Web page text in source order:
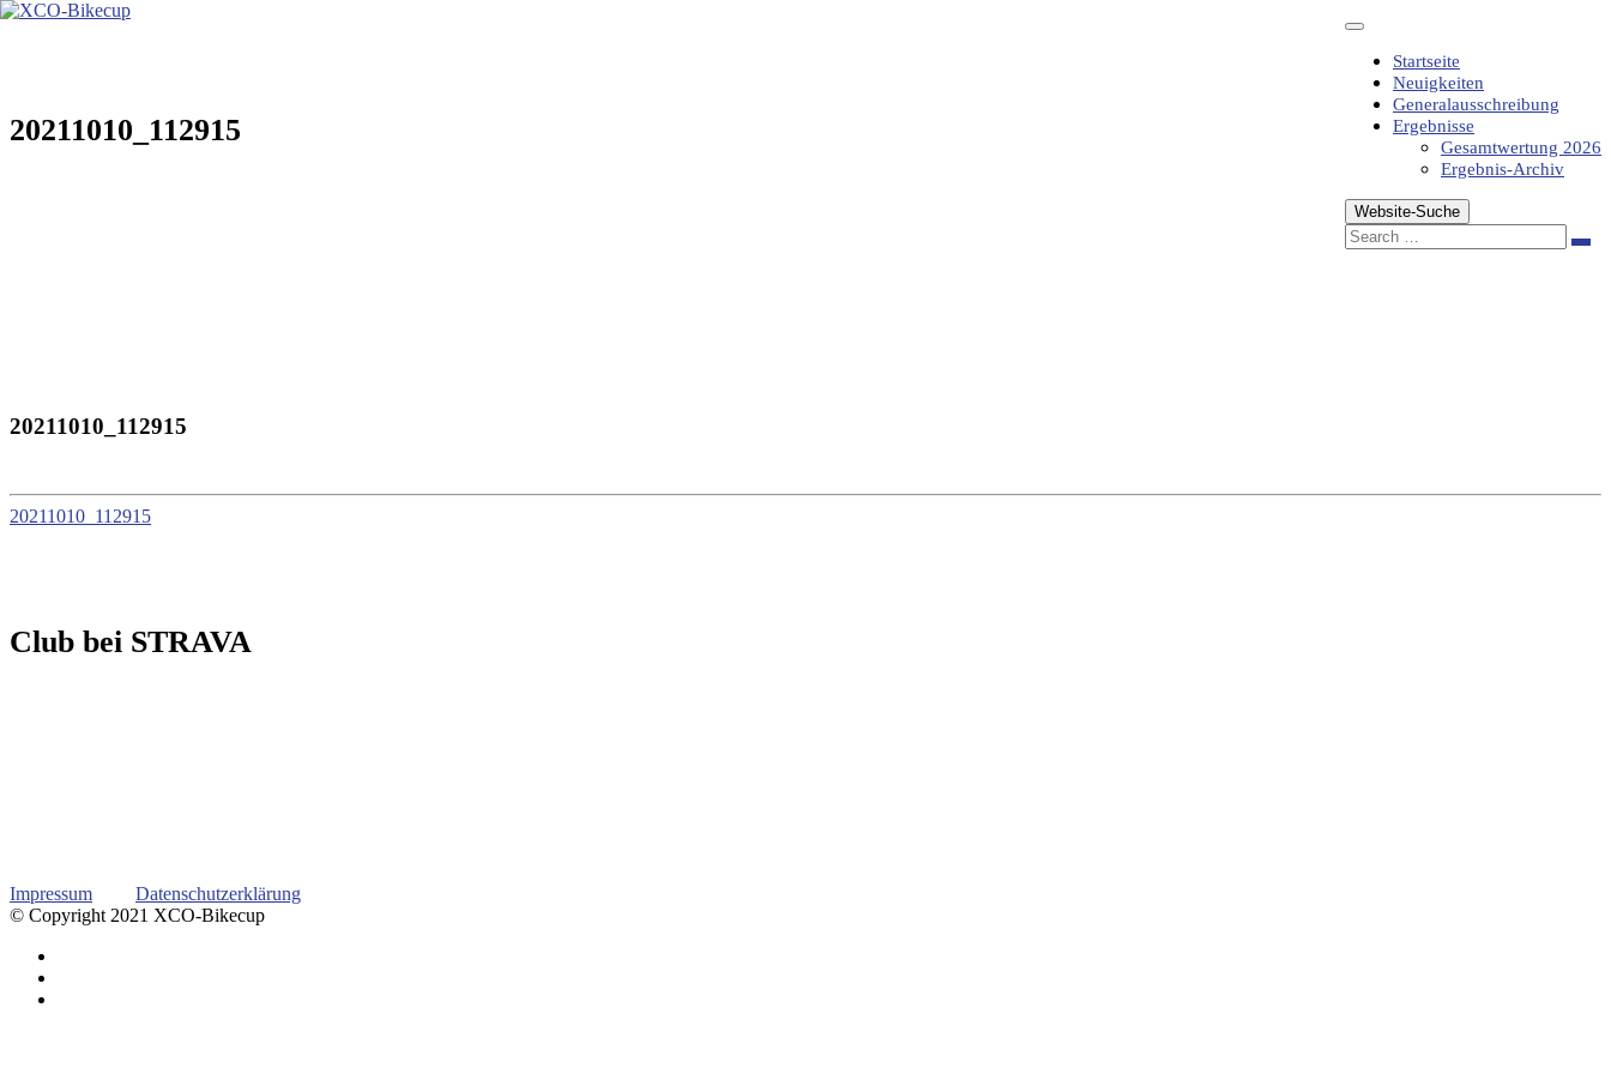
Zum
Startseite
Neuigkeiten
Generalausschreibung
Ergebnisse
Gesamtwertung 2026
Ergebnis-Archiv
Website-Suche
20211010_112915
20211010_112915
20211010_112915
Club bei STRAVA
Impressum
Datenschutzerklärung
© Copyright 2021 XCO-Bikecup